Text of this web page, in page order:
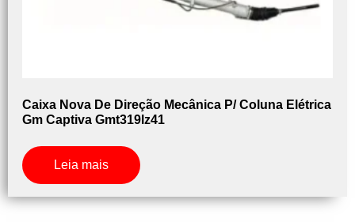
Caixa Nova De Direção Mecânica P/ Coluna Elétrica
Gm Captiva Gmt319lz41
Leia mais